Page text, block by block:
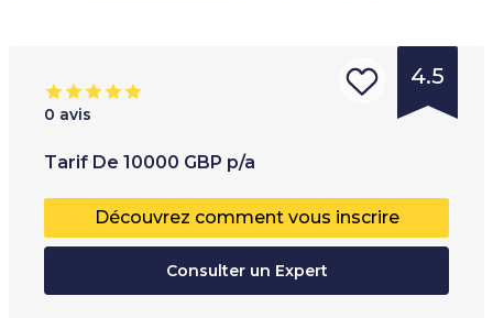
4.5
0 avis
Tarif De 10000 GBP p/a
Découvrez comment vous inscrire
Consulter un Expert
Type
langue
École
Tranche d'âge
8+